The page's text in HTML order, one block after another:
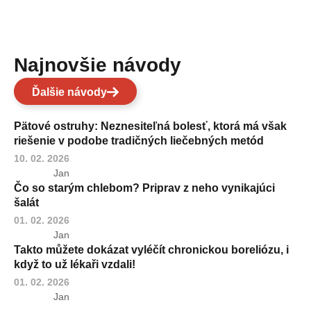
Najnovšie návody
Ďalšie návody
Pätové ostruhy: Neznesiteľná bolesť, ktorá má však
riešenie v podobe tradičných liečebných metód
10. 02. 2026
Jan
Čo so starým chlebom? Priprav z neho vynikajúci
šalát
01. 02. 2026
Jan
Takto můžete dokázat vyléčít chronickou boreliózu, i
když to už lékaři vzdali!
01. 02. 2026
Jan